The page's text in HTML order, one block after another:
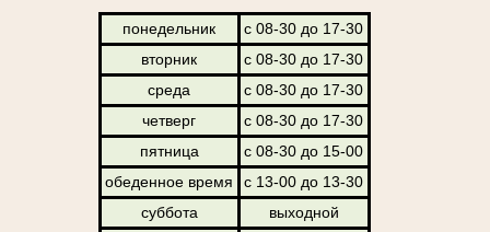
понедельник
с 08-30 до 17-30
вторник
с 08-30 до 17-30
среда
с 08-30 до 17-30
четверг
с 08-30 до 17-30
пятница
с 08-30 до 15-00
обеденное время
с 13-00 до 13-30
суббота
выходной